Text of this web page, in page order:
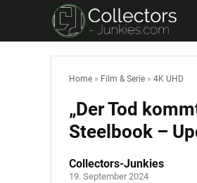
Home » Film & Serie » 4K UHD
„Der Tod
Steelbook –
Collectors-Junkies
19. September 2024